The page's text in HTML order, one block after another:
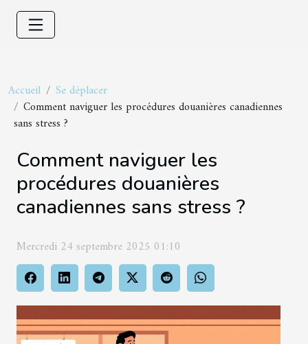
Accueil
Se déplacer
Comment naviguer les procédures douanières canadiennes
sans stress ?
Comment naviguer les
procédures douanières
canadiennes sans stress ?
Mercredi 24 septembre 2025 01:10